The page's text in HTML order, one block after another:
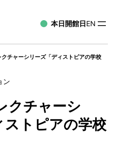
本日開館日EN
クチャーシリーズ「ディストピアの学校
ン
クチャーシ
ストピアの学校